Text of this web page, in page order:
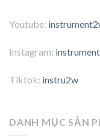
Youtube:
Instagram:
Tiktok: instru2w
DANH MỤC SẢN